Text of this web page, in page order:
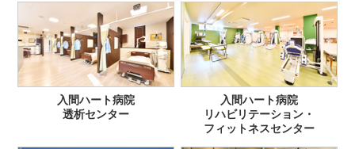
入間ハート病院
透析センター
入間ハート病院
リハビリテーション・
フィットネスセンター